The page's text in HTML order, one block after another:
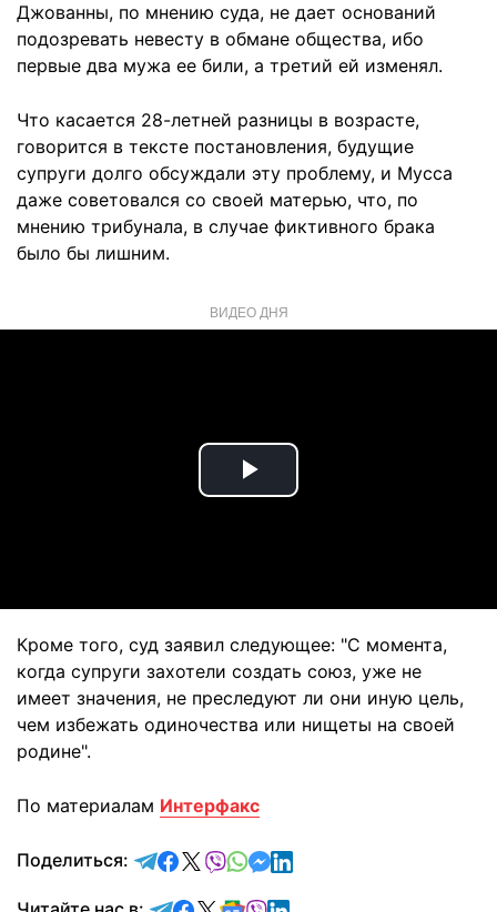
Джованны, по мнению суда, не дает оснований
подозревать невесту в обмане общества, ибо
первые два мужа ее били, а третий ей изменял.
Что касается 28-летней разницы в возрасте,
говорится в тексте постановления, будущие
супруги долго обсуждали эту проблему, и Мусса
даже советовался со своей матерью, что, по
мнению трибунала, в случае фиктивного брака
было бы лишним.
ВИДЕО ДНЯ
Play
Кроме того, суд заявил следующее: "С момента,
когда супруги захотели создать союз, уже не
имеет значения, не преследуют ли они иную цель,
чем избежать одиночества или нищеты на своей
родине".
По материалам Интерфакс
Поделиться: отправить в Telegram
поделиться в Facebook
поделиться в X
отправить в Viber
отправить в Whatsapp
отправить в Messenger
отправить в LinkedIn
Читайте в Telegram
Читайте в Facebook
Читайте в X
Читайте в Google news
Читайте в Viber
Читайте в LinkedIn